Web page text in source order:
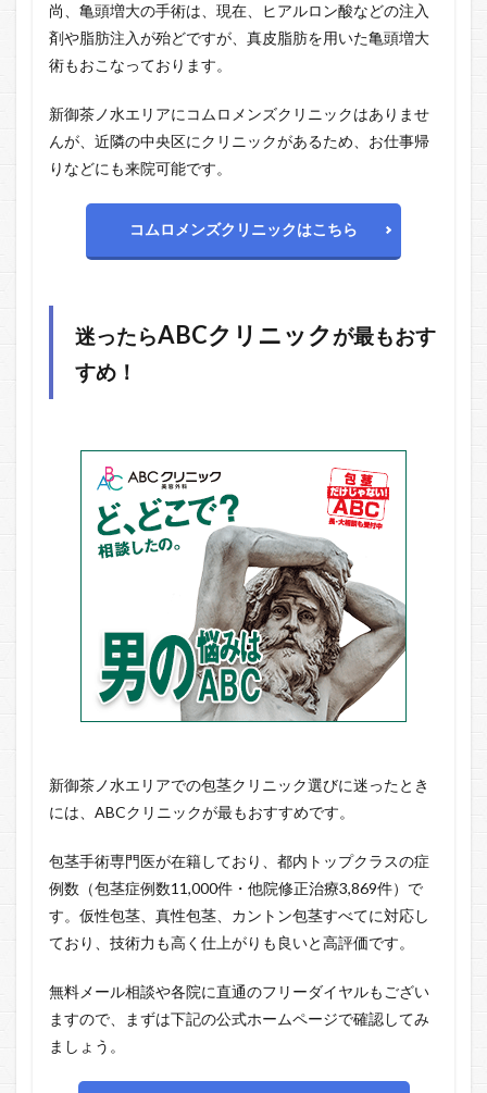
尚、亀頭増大の手術は、現在、ヒアルロン酸などの注入
剤や脂肪注入が殆どですが、真皮脂肪を用いた亀頭増大
術もおこなっております。
新御茶ノ水エリアにコムロメンズクリニックはありませ
んが、近隣の中央区にクリニックがあるため、お仕事帰
りなどにも来院可能です。
コムロメンズクリニックはこちら
迷ったらABCクリニックが最もおす
すめ！
新御茶ノ水エリアでの包茎クリニック選びに迷ったとき
には、ABCクリニックが最もおすすめです。
包茎手術専門医が在籍しており、都内トップクラスの症
例数（包茎症例数11,000件・他院修正治療3,869件）で
す。仮性包茎、真性包茎、カントン包茎すべてに対応し
ており、技術力も高く仕上がりも良いと高評価です。
無料メール相談や各院に直通のフリーダイヤルもござい
ますので、まずは下記の公式ホームページで確認してみ
ましょう。